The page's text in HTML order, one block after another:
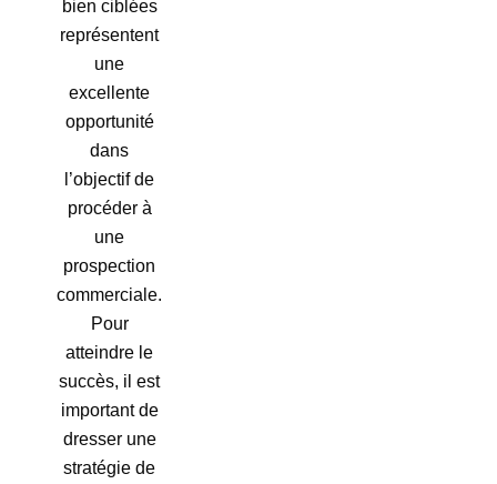
bien ciblées
représentent
une
excellente
opportunité
dans
l’objectif de
procéder à
une
prospection
commerciale.
Pour
atteindre le
succès, il est
important de
dresser une
stratégie de